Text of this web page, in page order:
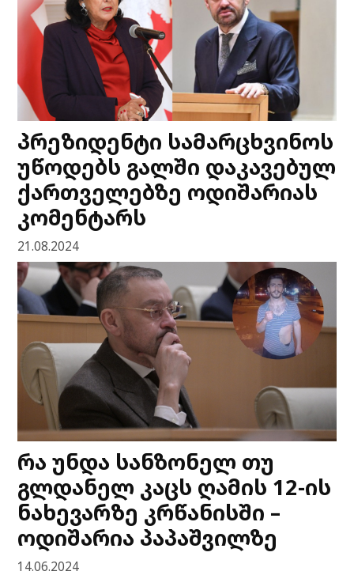
პრეზიდენტი სამარცხვინოს
უწოდებს გალში დაკავებულ
ქართველებზე ოდიშარიას
კომენტარს
21.08.2024
რა უნდა სანზონელ თუ
გლდანელ კაცს ღამის 12-ის
ნახევარზე კრწანისში –
ოდიშარია პაპაშვილზე
14.06.2024